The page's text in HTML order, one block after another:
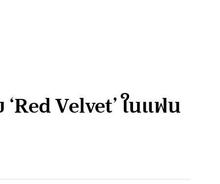
Velvet’ ในแฟน